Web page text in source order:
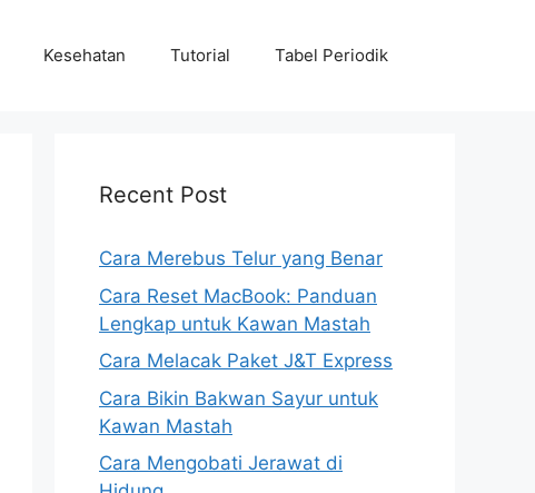
Kesehatan Tutorial Tabel Periodik
Recent Post
Cara Merebus Telur yang Benar
Cara Reset MacBook: Panduan
Lengkap untuk Kawan Mastah
Cara Melacak Paket J&T Express
Cara Bikin Bakwan Sayur untuk
Kawan Mastah
Cara Mengobati Jerawat di